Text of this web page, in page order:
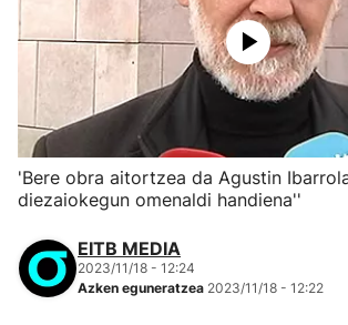
'Bere obra aitortzea da Agustin
diezaiokegun omenaldi handiena''
EITB MEDIA
2023/11/18 - 12:24
Azken eguneratzea 2023/11/18 - 12:22